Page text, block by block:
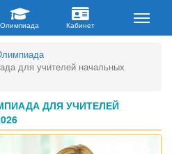
для учителей начальных
ДЛЯ УЧИТЕЛЕЙ